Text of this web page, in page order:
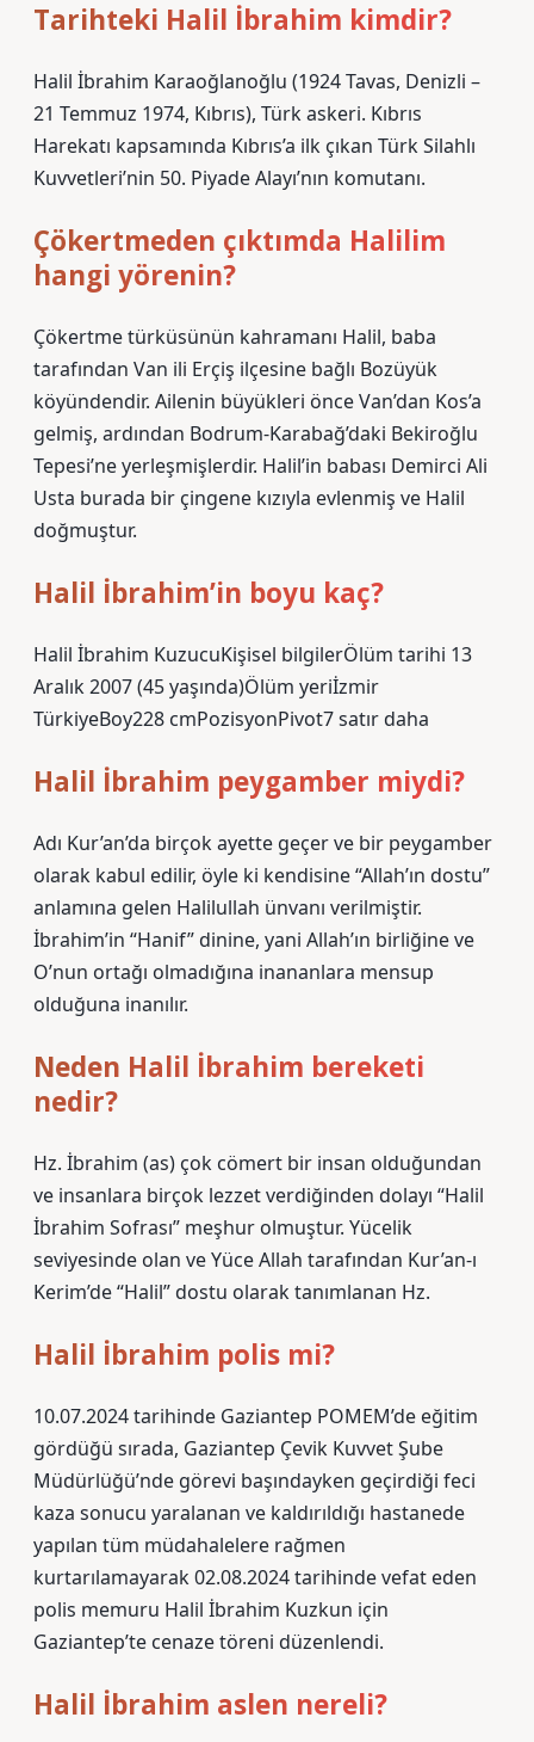
Tarihteki Halil İbrahim kimdir?
Halil İbrahim Karaoğlanoğlu (1924 Tavas, Denizli –
21 Temmuz 1974, Kıbrıs), Türk askeri. Kıbrıs
Harekatı kapsamında Kıbrıs’a ilk çıkan Türk Silahlı
Kuvvetleri’nin 50. Piyade Alayı’nın komutanı.
Çökertmeden çıktımda Halilim
hangi yörenin?
Çökertme türküsünün kahramanı Halil, baba
tarafından Van ili Erçiş ilçesine bağlı Bozüyük
köyündendir. Ailenin büyükleri önce Van’dan Kos’a
gelmiş, ardından Bodrum-Karabağ’daki Bekiroğlu
Tepesi’ne yerleşmişlerdir. Halil’in babası Demirci Ali
Usta burada bir çingene kızıyla evlenmiş ve Halil
doğmuştur.
Halil İbrahim’in boyu kaç?
Halil İbrahim KuzucuKişisel bilgilerÖlüm tarihi 13
Aralık 2007 (45 yaşında)Ölüm yeriİzmir
TürkiyeBoy228 cmPozisyonPivot7 satır daha
Halil İbrahim peygamber miydi?
Adı Kur’an’da birçok ayette geçer ve bir peygamber
olarak kabul edilir, öyle ki kendisine “Allah’ın dostu”
anlamına gelen Halilullah ünvanı verilmiştir.
İbrahim’in “Hanif” dinine, yani Allah’ın birliğine ve
O’nun ortağı olmadığına inananlara mensup
olduğuna inanılır.
Neden Halil İbrahim bereketi
nedir?
Hz. İbrahim (as) çok cömert bir insan olduğundan
ve insanlara birçok lezzet verdiğinden dolayı “Halil
İbrahim Sofrası” meşhur olmuştur. Yücelik
seviyesinde olan ve Yüce Allah tarafından Kur’an-ı
Kerim’de “Halil” dostu olarak tanımlanan Hz.
Halil İbrahim polis mi?
10.07.2024 tarihinde Gaziantep POMEM’de eğitim
gördüğü sırada, Gaziantep Çevik Kuvvet Şube
Müdürlüğü’nde görevi başındayken geçirdiği feci
kaza sonucu yaralanan ve kaldırıldığı hastanede
yapılan tüm müdahalelere rağmen
kurtarılamayarak 02.08.2024 tarihinde vefat eden
polis memuru Halil İbrahim Kuzkun için
Gaziantep’te cenaze töreni düzenlendi.
Halil İbrahim aslen nereli?